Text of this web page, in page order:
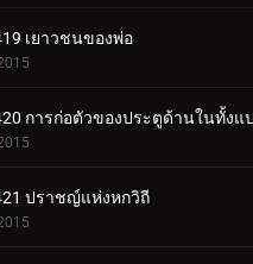
เยาวชนของพ่อ
การก่อตัวของประตูด้านในทั้งแ
ปราชญ์แห่งหกวิถี